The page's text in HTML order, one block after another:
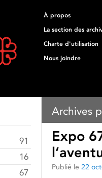
À propos
La section des
Charte d'utilisation
Nous joindre
Archives
Expo
Publié le 22
91
16
67